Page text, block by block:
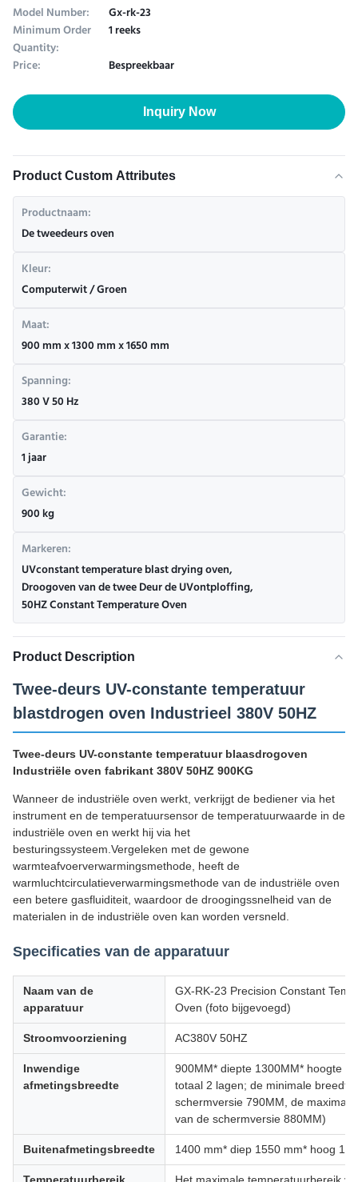
Model Number: Gx-rk-23
Minimum Order
Quantity:
1 reeks
Price:
Bespreekbaar
Inquiry Now
Product Custom Attributes
Productnaam:
De tweedeurs oven
Kleur:
Computerwit / Groen
Maat:
900 mm x 1300 mm x 1650 mm
Spanning:
380 V 50 Hz
Garantie:
1 jaar
Gewicht:
900 kg
Markeren:
UVconstant temperature blast drying oven,
Droogoven van de twee Deur de UVontploffing,
50HZ Constant Temperature Oven
Product Description
Twee-deurs UV-constante temperatuur
blastdrogen oven Industrieel 380V 50HZ
Twee-deurs UV-constante temperatuur blaasdrogoven
Industriële oven fabrikant 380V 50HZ 900KG
Wanneer de industriële oven werkt, verkrijgt de bediener via het
instrument en de temperatuursensor de temperatuurwaarde in de
industriële oven en werkt hij via het
besturingssysteem.Vergeleken met de gewone
warmteafvoerverwarmingsmethode, heeft de
warmluchtcirculatieverwarmingsmethode van de industriële oven
een betere gasfluiditeit, waardoor de droogingssnelheid van de
materialen in de industriële oven kan worden versneld.
Specificaties van de apparatuur
Naam van de
apparatuur
GX-RK-23 Precision Constant
Oven (foto bijgevoegd)
Stroomvoorziening AC380V 50HZ
Inwendige
afmetingsbreedte
900MM* diepte 1300MM* hoogte
totaal 2 lagen; de minimale breedte
schermversie 790MM, de
van de schermversie 880MM)
Buitenafmetingsbreedte 1400 mm* diep 1550 mm* hoog